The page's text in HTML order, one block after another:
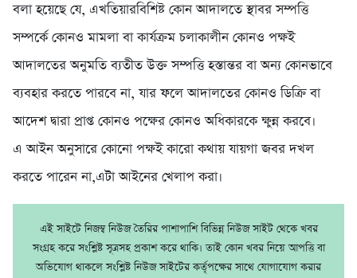
বলা হয়েছে যে, এখতিয়ারবিশিষ্ট কোন আদালতে স্থাবর সম্পত্তি
সম্পর্কে কোনও মামলা বা কার্যক্রম চলাকালীন কোনও পক্ষই
আদালতের অনুমতি ব্যতীত উক্ত সম্পত্তি হস্তান্তর বা অন্য কোনভাবে
ব্যবহার করতে পারবে না, যার ফলে আদালতের কোনও ডিক্রি বা
আদেশ দ্বারা প্রাপ্ত কোনও পক্ষের কোনও অধিকারকে ক্ষুন্ন করবে।
এ আইন অনুসা‌রে কো‌নো পক্ষই কা‌রো কথায় যায়গা জবর দখল
কর‌তে পা‌রেন না,এটা আই‌নের খেলাপ করা।
এই সাইটে নিজম্ব নিউজ তৈরির পাশাপাশি বিভিন্ন নিউজ সাইট থেকে খবর
সংগ্রহ করে সংশ্লিষ্ট সূত্রসহ প্রকাশ করে থাকি। তাই কোন খবর নিয়ে আপত্তি বা
অভিযোগ থাকলে সংশ্লিষ্ট নিউজ সাইটের কর্তৃপক্ষের সাথে যোগাযোগ করার